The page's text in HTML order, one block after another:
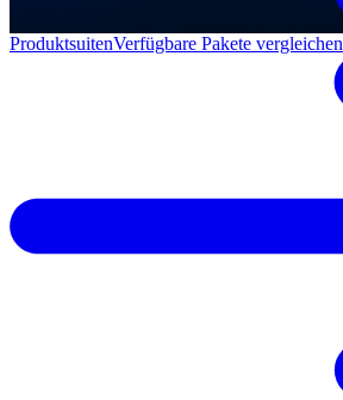
ProduktsuitenVerfügbare Pakete vergleichen